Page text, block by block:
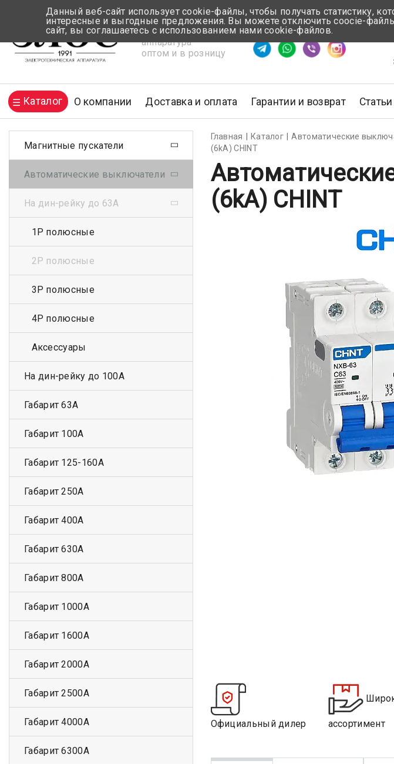
Электротехническая
аппаратура
оптом и в розницу
Время ответа ≈ 5 мин
Каталог О компании Доставка и оплата Гарантии и возврат Статьи
Главная Каталог Автоматические
(6kA) CHINT
(6kA) CHINT
Официальный дилер ассортимент
Магнитные пускатели
Автоматические выключатели
На дин-рейку до 63А
1Р полюсные
2Р полюсные
3Р полюсные
4Р полюсные
Аксессуары
На дин-рейку до 100А
Габарит 63А
Габарит 100А
Габарит 125-160А
Габарит 250А
Габарит 400А
Габарит 630А
Габарит 800А
Габарит 1000А
Габарит 1600А
Габарит 2000А
Габарит 2500А
Габарит 4000А
Габарит 6300А
Данный веб-сайт использует cookie-файлы, чтобы получать статистику,
интересные и выгодные предложения. Вы можете отключить coocie-
сайт, вы соглашаетесь с использованием нами cookie-файлов.